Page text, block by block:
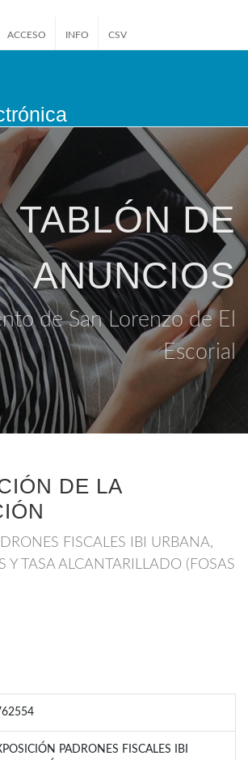
ACCESO INFO CSV
de El
TABLÓN DE
ANUNCIOS
de San Lorenzo de El
Escorial
DE LA
FISCALES IBI URBANA,
Y TASA ALCANTARILLADO (FOSAS
PADRONES FISCALES IBI